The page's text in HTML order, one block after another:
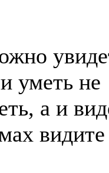
уметь не
а и
видите